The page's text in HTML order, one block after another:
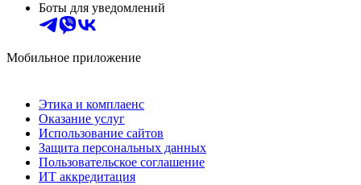
Боты для уведомлений
Мобильное приложение
Этика и комплаенс
Оказание услуг
Использование сайтов
Защита персональных данных
Пользовательское соглашение
ИТ аккредитация